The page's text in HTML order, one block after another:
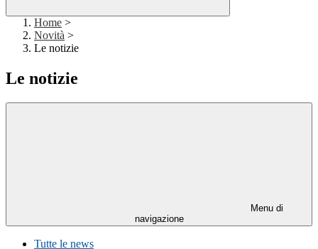
Home >
Novità >
Le notizie
Le notizie
Menu di
navigazione
Tutte le news